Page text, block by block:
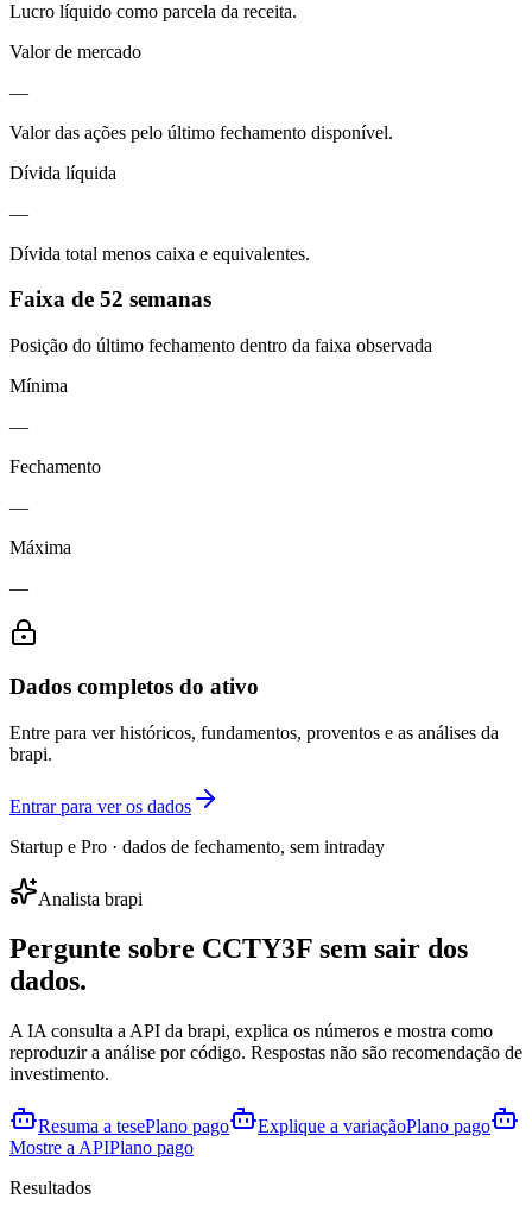
Lucro líquido como parcela da receita.
Valor de mercado
—
Valor das ações pelo último fechamento disponível.
Dívida líquida
—
Dívida total menos caixa e equivalentes.
Faixa de 52 semanas
Posição do último fechamento dentro da faixa observada
Mínima
—
Fechamento
—
Máxima
—
Dados completos do ativo
Entre para ver históricos, fundamentos, proventos e as análises da
brapi.
Entrar para ver os dados
Startup e Pro · dados de fechamento, sem intraday
Analista brapi
Pergunte sobre CCTY3F sem sair dos
dados.
A IA consulta a API da brapi, explica os números e mostra como
reproduzir a análise por código. Respostas não são recomendação de
investimento.
Resuma a tesePlano pago Explique a variaçãoPlano pago
Mostre a APIPlano pago
Resultados